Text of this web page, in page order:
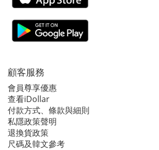
顧客服務
會員尊享優惠
查看iDollar
付款方式、條款與細則
私隱政策聲明
退換貨政策
尺碼及韓文參考